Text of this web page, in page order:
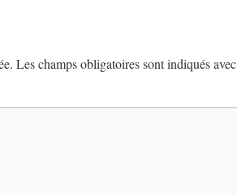
Les champs obligatoires sont indiqués avec